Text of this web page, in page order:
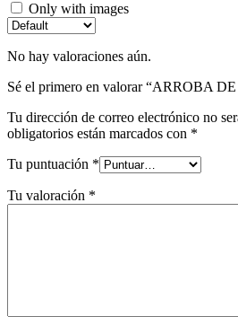
Only with images
No hay valoraciones aún.
Sé el primero en valorar “ARROBA
Tu dirección de correo electrónico no
obligatorios están marcados con *
Tu puntuación *
Tu valoración *